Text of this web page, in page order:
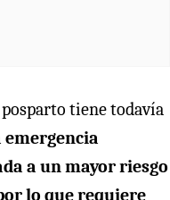
tiene todavía
emergencia
a un mayor riesgo
lo que requiere